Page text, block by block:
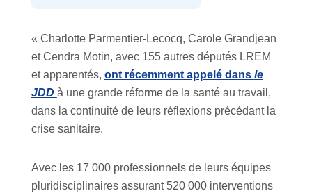
« Charlotte Parmentier-Lecocq, Carole Grandjean
et Cendra Motin, avec 155 autres députés LREM
et apparentés, ont récemment appelé dans le
JDD à une grande réforme de la santé au travail,
dans la continuité de leurs réflexions précédant la
crise sanitaire.
Avec les 17 000 professionnels de leurs équipes
pluridisciplinaires assurant 520 000 interventions